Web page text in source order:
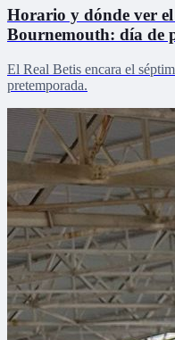
Horario y dónde ver
Bournemouth: día de
El Real Betis encara el
pretemporada.